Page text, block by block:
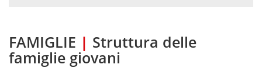
FAMIGLIE | Struttura delle
famiglie giovani